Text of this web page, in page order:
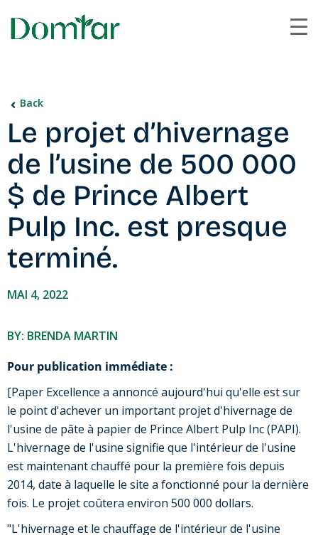
Back
Le projet d’hivernage
de l’usine de 500 000
$ de Prince Albert
Pulp Inc. est presque
terminé.
MAI 4, 2022
BY: BRENDA MARTIN
Pour publication immédiate :
[Paper Excellence a annoncé aujourd'hui qu'elle est sur
le point d'achever un important projet d'hivernage de
l'usine de pâte à papier de Prince Albert Pulp Inc (PAPI).
L'hivernage de l'usine signifie que l'intérieur de l'usine
est maintenant chauffé pour la première fois depuis
2014, date à laquelle le site a fonctionné pour la dernière
fois. Le projet coûtera environ 500 000 dollars.
"L'hivernage et le chauffage de l'intérieur de l'usine